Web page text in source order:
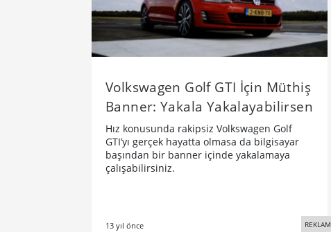
Volkswagen Golf GTI İçin Müthiş
Banner: Yakala Yakalayabilirsen
Hız konusunda rakipsiz Volkswagen Golf
GTI’yı gerçek hayatta olmasa da bilgisayar
başından bir banner içinde yakalamaya
çalışabilirsiniz.
13 yıl önce REKLAM